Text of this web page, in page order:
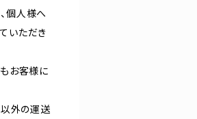
個人様へ
いただき
お客様に
外の運送